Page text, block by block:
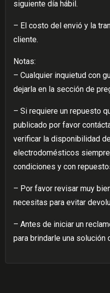
siguiente día hábil.
– El costo del envió y la
cliente.
Notas:
– Cualquier inquietud con
dejarla en la sección de
– Si requiere un repuesto
publicado por favor
verificar la disponibilidad
electrodomésticos
condiciones y con
– Por favor revisar muy
necesitas para evitar
– Antes de iniciar un
para brindarle una solución